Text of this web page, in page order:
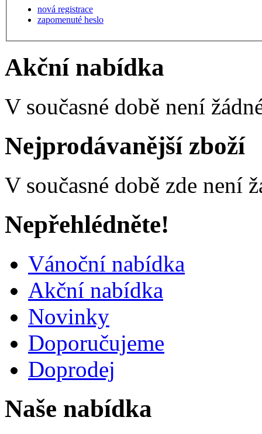
nová registrace
zapomenuté heslo
Akční nabídka
V současné době není
Nejprodávanější zboží
V současné době zde není
Nepřehlédněte!
Vánoční nabídka
Akční nabídka
Novinky
Doporučujeme
Doprodej
Naše nabídka